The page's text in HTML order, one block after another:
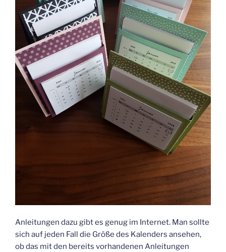
Anleitungen dazu gibt es genug im Internet. Man sollte
sich auf jeden Fall die Größe des Kalenders ansehen,
ob das mit den bereits vorhandenen Anleitungen